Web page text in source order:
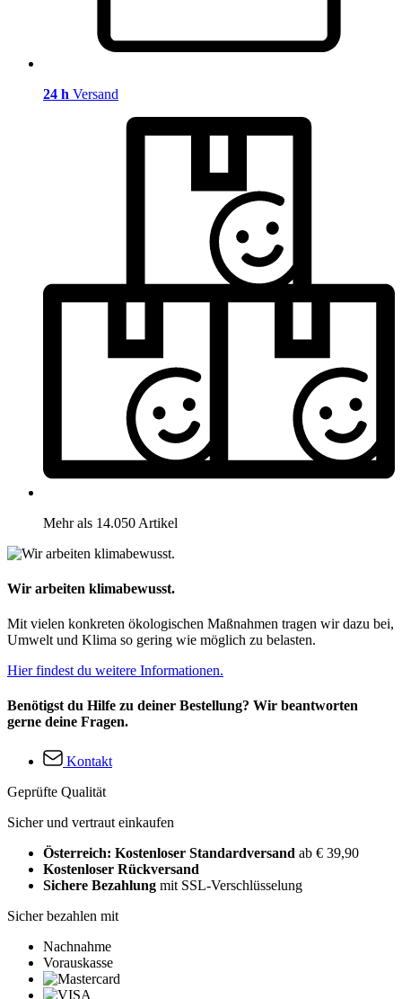
24 h Versand
Mehr als 14.050 Artikel
Wir arbeiten klimabewusst.
Mit vielen konkreten ökologischen Maßnahmen tragen wir dazu bei,
Umwelt und Klima so gering wie möglich zu belasten.
Hier findest du weitere Informationen.
Benötigst du Hilfe zu deiner Bestellung? Wir beantworten
gerne deine Fragen.
Kontakt
Geprüfte Qualität
Sicher und vertraut einkaufen
Österreich: Kostenloser Standardversand ab € 39,90
Kostenloser Rückversand
Sichere Bezahlung mit SSL-Verschlüsselung
Sicher bezahlen mit
Nachnahme
Vorauskasse